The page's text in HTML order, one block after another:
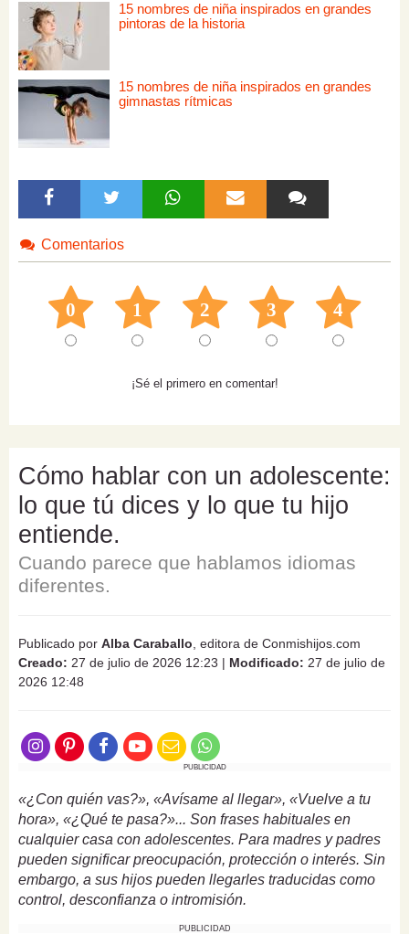
15 nombres de niña inspirados en grandes
pintoras de la historia
15 nombres de niña inspirados en grandes
gimnastas rítmicas
Comentarios
0 1 2 3 4
¡Sé el primero en comentar!
Cómo hablar con un adolescente:
lo que tú dices y lo que tu hijo
entiende.
Cuando parece que hablamos idiomas
diferentes.
Publicado por Alba Caraballo , editora de Conmishijos.com
Creado: 27 de julio de 2026 12:23 | Modificado: 27 de julio de
2026 12:48
PUBLICIDAD
«¿Con quién vas?», «Avísame al llegar», «Vuelve a tu
hora», «¿Qué te pasa?»... Son frases habituales en
cualquier casa con adolescentes. Para madres y padres
pueden significar preocupación, protección o interés. Sin
embargo, a sus hijos pueden llegarles traducidas como
control, desconfianza o intromisión.
PUBLICIDAD